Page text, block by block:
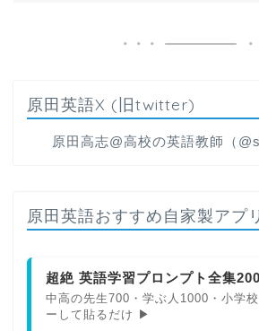
原田英語X (旧twitter)
原田高志@高校の英語教師（
原田英語おすすめ自家製アプ
超絶 英語学習プロンプト全集
中高の先生700・学ぶ人1000・小学
ーして貼るだけ ▶